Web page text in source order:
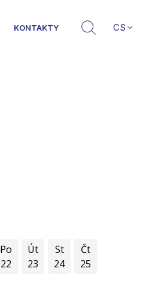
KONTAKTY CS
Po
22
Út
23
St
24
Čt
25